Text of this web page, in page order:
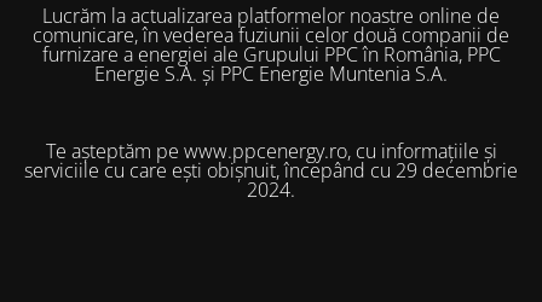
Lucrăm la actualizarea platformelor noastre online de
comunicare, în vederea fuziunii celor două companii de
furnizare a energiei ale Grupului PPC în România, PPC
Energie S.A. și PPC Energie Muntenia S.A.
Te așteptăm pe www.ppcenergy.ro, cu informațiile și
serviciile cu care ești obișnuit, începând cu 29 decembrie
2024.